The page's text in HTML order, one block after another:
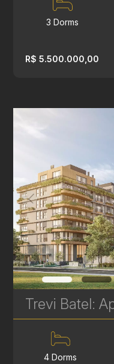
3 Dorms
R$ 5.500.000,00
4 Dorms